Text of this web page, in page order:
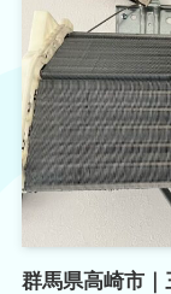
群馬県高崎市｜